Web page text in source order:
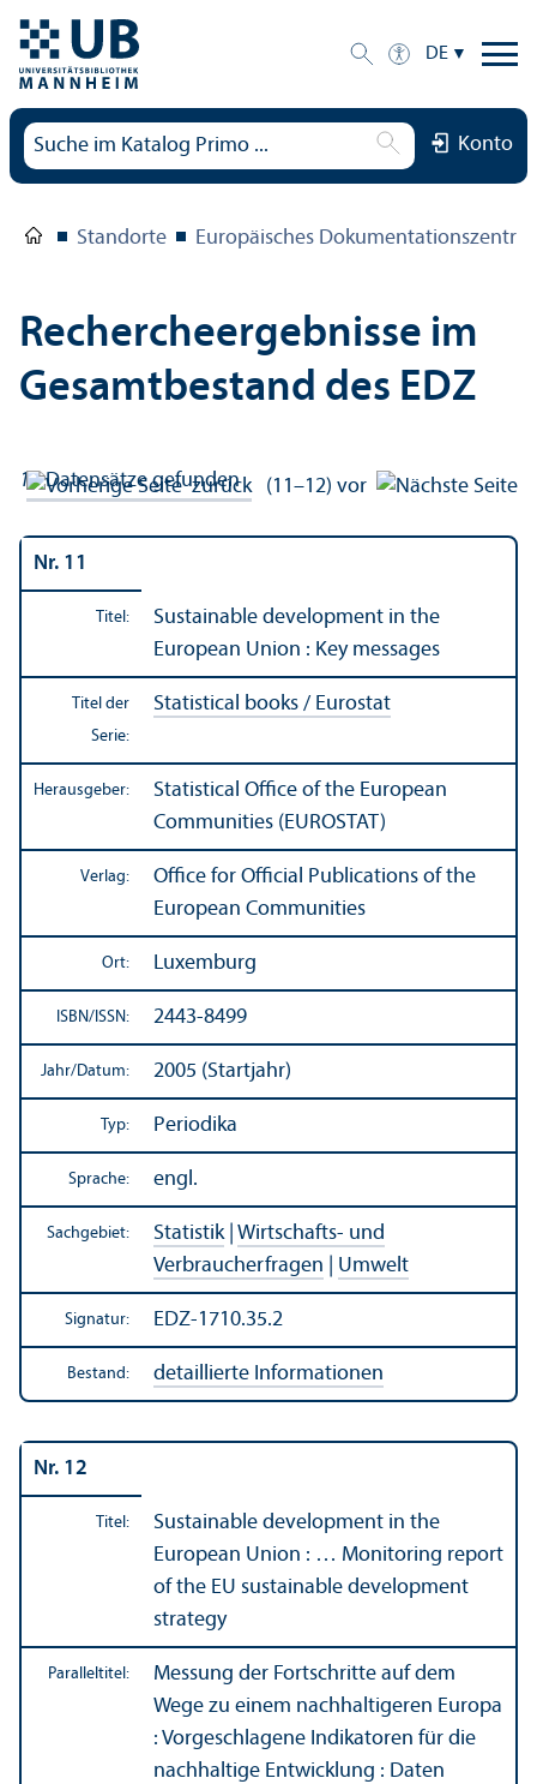
DE
Konto
Standorte Europäisches
Rechercheergebnisse im
Gesamtbestand des EDZ
12Datensätze gefunden
zurück(11–12) vor
Nr. 11
Titel:
Sustainable development in the
European Union : Key messages
Titel der
Serie:
Statistical books / Eurostat
Herausgeber:
Statistical Office of the European
Communities (EUROSTAT)
Verlag:
Office for Official Publications of the
European Communities
Ort: Luxemburg
ISBN/ ISSN: 2443-8499
Jahr/Datum: 2005 (Startjahr)
Typ: Periodika
Sprache: engl.
Sachgebiet: Statistik| Wirtschafts- und
Verbraucherfragen
Umwelt
Signatur: EDZ-1710.35.2
Bestand: detaillierte Informationen
Nr. 12
Titel:
Sustainable development in the
European Union : … Monitoring report
of the EU sustainable development
strategy
Paralleltitel:
Messung der Fortschritte auf dem
Wege zu einem nachhaltigeren Europa
: Vorgeschlagene Indikatoren für die
nachhaltige Entwicklung : Daten